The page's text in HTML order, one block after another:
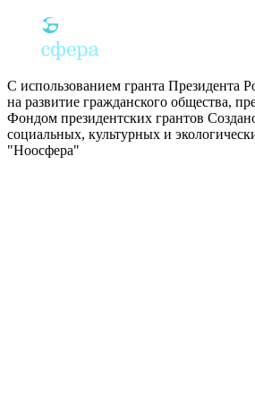
С использованием гранта Президента
на развитие гражданского общества,
Фондом президентских грантов
социальных, культурных и
"Ноосфера"